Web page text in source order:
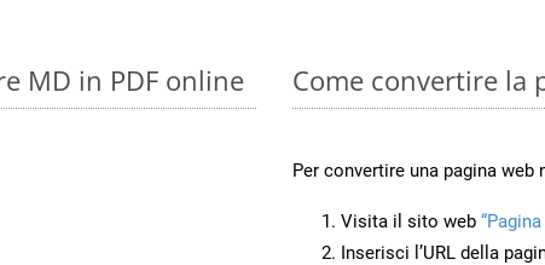
MD in PDF online Come convertire la
Per convertire una pagina
Visita il sito web
Inserisci l’URL della